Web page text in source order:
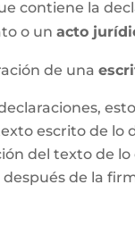
contiene la
o unacto
de una
escrito de lo
del texto de
de la